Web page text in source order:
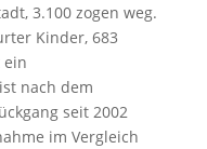
3.100 zogen weg.
Kinder, 683
ein
nach dem
seit 2002
im Vergleich